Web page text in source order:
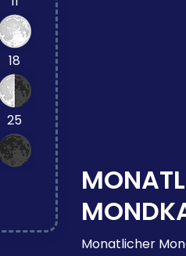
18
25
Monatlicher